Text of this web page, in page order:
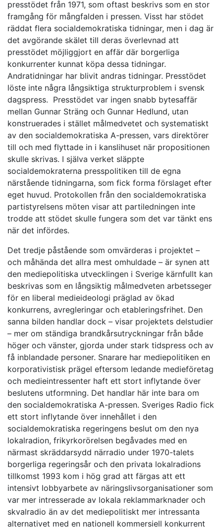
presstödet från 1971, som oftast beskrivs som en stor
framgång för mångfalden i pressen. Visst har stödet
räddat flera socialdemokratiska tidningar, men i dag är
det avgörande skälet till deras överlevnad att
presstödet möjliggjort en affär där borgerliga
konkurrenter kunnat köpa dessa tidningar.
Andratidningar har blivit andras tidningar. Presstödet
löste inte några långsiktiga strukturproblem i svensk
dagspress. Presstödet var ingen snabb bytesaffär
mellan Gunnar Sträng och Gunnar Hedlund, utan
konstruerades i stället målmedvetet och systematiskt
av den socialdemokratiska A-pressen, vars direktörer
till och med flyttade in i kanslihuset när propositionen
skulle skrivas. I själva verket släppte
socialdemokraterna presspolitiken till de egna
närstående tidningarna, som fick forma förslaget efter
eget huvud. Protokollen från den socialdemokratiska
partistyrelsens möten visar att partiledningen inte
trodde att stödet skulle fungera som det var tänkt ens
när det infördes.
Det tredje påstående som omvärderas i projektet –
och måhända det allra mest omhuldade – är synen att
den mediepolitiska utvecklingen i Sverige kärnfullt kan
beskrivas som en långsiktig målmedveten arbetsseger
för en liberal medieideologi präglad av ökad
konkurrens, avregleringar och etableringsfrihet. Den
sanna bilden handlar dock – visar projektets delstudier
– mer om ständiga brandkårsutryckningar från både
höger och vänster, gjorda under stark tidspress och av
få inblandade personer. Snarare har mediepolitiken en
korporativistisk prägel eftersom ledande medieföretag
och medieintressenter haft ett stort inflytande över
beslutens utformning. Det handlar här inte bara om
den socialdemokratiska A-pressen. Sveriges Radio fick
ett stort inflytande över innehållet i den
socialdemokratiska regeringens beslut om den nya
lokalradion, frikyrkorörelsen begåvades med en
närmast skräddarsydd närradio under 1970-talets
borgerliga regeringsår och den privata lokalradions
tillkomst 1993 kom i hög grad att färgas att ett
intensivt lobbyarbete av näringslivsorganisationer som
var mer intresserade av lokala reklammarknader och
skvalradio än av det mediepolitiskt mer intressanta
alternativet med en nationell kommersiell konkurrent